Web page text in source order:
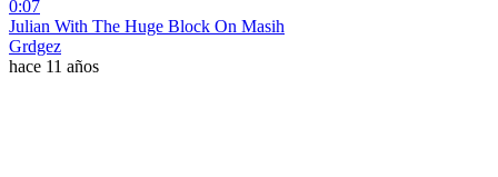
0:07
Julian With The Huge Block On Masih
Grdgez
hace 11 años